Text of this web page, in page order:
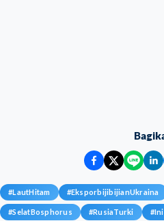
#LautHitam #EksporbijibijianUkraina
#SelatBosphorus #RusiaTurki #